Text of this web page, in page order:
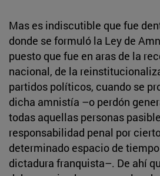
Mas es indiscutible que fue
donde se formuló la Ley de
puesto que fue en aras de la
nacional, de la
partidos políticos, cuando se
dicha amnistía –o perdón
todas aquellas personas
responsabilidad penal por
determinado espacio de
dictadura franquista–. De ahí